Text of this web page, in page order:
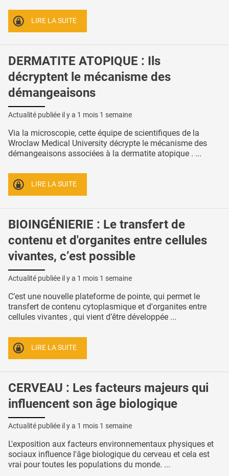
LIRE LA SUITE
DERMATITE ATOPIQUE : Ils
décryptent le mécanisme des
démangeaisons
Actualité publiée il y a 1 mois 1 semaine
Via la microscopie, cette équipe de scientifiques de la
Wroclaw Medical University décrypte le mécanisme des
démangeaisons associées à la dermatite atopique . ...
LIRE LA SUITE
BIOINGÉNIERIE : Le transfert de
contenu et d'organites entre cellules
vivantes, c’est possible
Actualité publiée il y a 1 mois 1 semaine
C’est une nouvelle plateforme de pointe, qui permet le
transfert de contenu cytoplasmique et d'organites entre
cellules vivantes , qui vient d’être développée ...
LIRE LA SUITE
CERVEAU : Les facteurs majeurs qui
influencent son âge biologique
Actualité publiée il y a 1 mois 1 semaine
L'exposition aux facteurs environnementaux physiques et
sociaux influence l'âge biologique du cerveau et cela est
vrai pour toutes les populations du monde. ...